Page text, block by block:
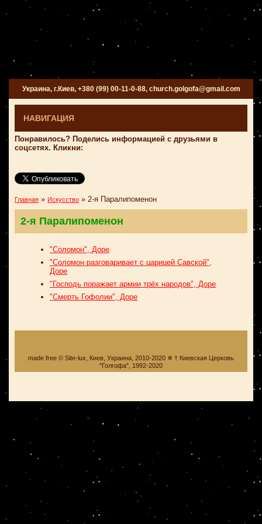
Украина, г.Киев, +380 (99) 00-11-0-88, church.golgofa@gmail.com
НАВИГАЦИЯ
Понравилось? Поделись информацией с друзьями в
соцсетях. Кликни:
Главная » Искусство » 2-я Паралипоменон
2-я Паралипоменон
"Соломон", Доре
"Соломон разговаривает с царицей Савской",
Доре
"Господь поражает армии трёх народов", Доре
"Смерть Гофолии", Доре
made free © Site-lux, Киев, Украина, 2010-2020 ✵ † Киевская Церковь
"Голгофа", 1992-2020